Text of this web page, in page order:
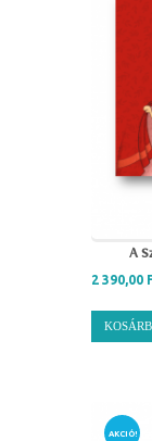
A
2 390,00
AKCIÓ!